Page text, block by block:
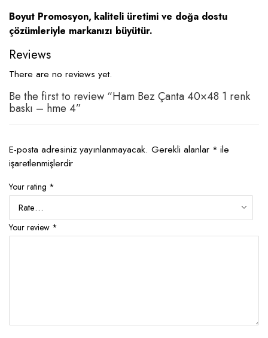
Boyut Promosyon, kaliteli üretimi ve doğa dostu
çözümleriyle markanızı büyütür.
Reviews
There are no reviews yet.
Be the first to review “Ham Bez Çanta 40×48 1 renk
baskı – hme 4”
E-posta adresiniz yayınlanmayacak. Gerekli alanlar * ile
işaretlenmişlerdir
Your rating *
Your review *